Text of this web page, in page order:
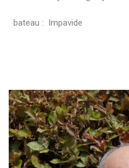
bateau : Impavide